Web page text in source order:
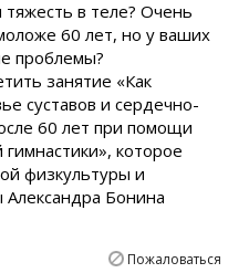
тяжесть в теле? Очень
60 лет, но у ваших
проблемы?
занятие «Как
суставов и сердечно-
60 лет при помощи
которое
физкультуры и
Бонина
Пожаловаться